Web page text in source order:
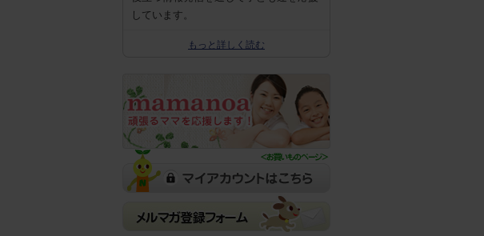
しています。
もっと詳しく読む